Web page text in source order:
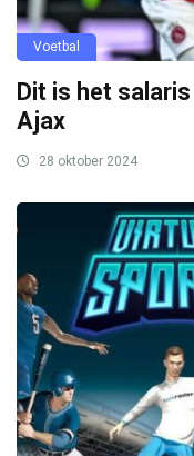
Voetbal
Dit is het
Ajax
28 oktober 2024